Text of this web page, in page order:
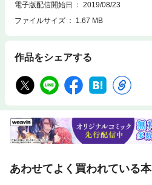
電子版配信開始日
2019/08/23
ファイルサイズ
1.67 MB
作品をシェアする
あわせてよく買われている本